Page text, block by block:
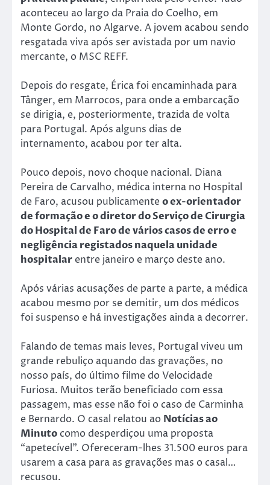
aconteceu ao largo da Praia do Coelho, em
Monte Gordo, no Algarve. A jovem acabou sendo
resgatada viva após ser avistada por um navio
mercante, o MSC REFF.
Depois do resgate, Érica foi encaminhada para
Tânger, em Marrocos, para onde a embarcação
se dirigia, e, posteriormente, trazida de volta
para Portugal. Após alguns dias de
internamento, acabou por ter alta.
Pouco depois, novo choque nacional. Diana
Pereira de Carvalho, médica interna no Hospital
de Faro, acusou publicamenteo ex-orientador
de formação e o diretor do Serviço de Cirurgia
do Hospital de Faro de vários casos de erro e
negligência registados naquela unidade
hospitalar entre janeiro e março deste ano.
Após várias acusações de parte a parte, a médica
acabou mesmo por se demitir, um dos médicos
foi suspenso e há investigações ainda a decorrer.
Falando de temas mais leves, Portugal viveu um
grande rebuliço aquando das gravações, no
nosso país, do último filme do Velocidade
Furiosa. Muitos terão beneficiado com essa
passagem, mas esse não foi o caso de Carminha
e Bernardo. O casal relatou ao Notícias ao
Minuto como desperdiçou uma proposta
“apetecível”. Ofereceram-lhes 31.500 euros para
usarem a casa para as gravações mas o casal…
recusou.